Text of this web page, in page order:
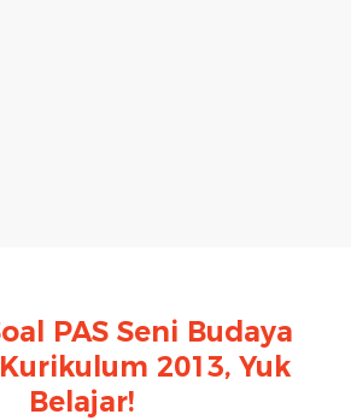
PAS Seni Budaya
2013, Yuk
Belajar!